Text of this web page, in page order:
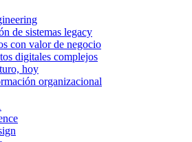
de sistemas legacy
con valor de negocio
digitales complejos
hoy
organizacional